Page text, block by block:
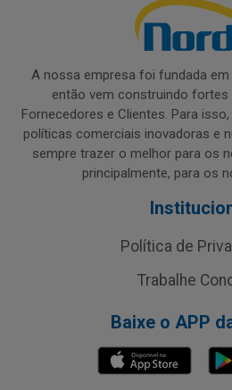
A nossa empresa foi fundada em
então vem construindo
Fornecedores e Clientes. Para
políticas comerciais inovadoras e
sempre trazer o melhor para os
principalmente, para os
Política de
Trabalhe
Baixe o APP